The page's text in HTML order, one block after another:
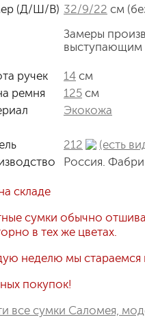
(Д/Ш/В) 32/9/22 см
Замеры
выступающим
ручек 14 см
ремня
125 см
Экокожа
212
(есть
Россия.
складе
сумки обычно
в тех же цветах.
неделю мы стараемся
покупок!
все сумки Саломея,